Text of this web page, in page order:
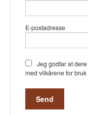
Vår
bruker
Fortsett
E-postadresse
Jeg godtar at
med vilkårene for